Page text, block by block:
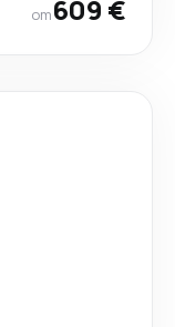
от609 €